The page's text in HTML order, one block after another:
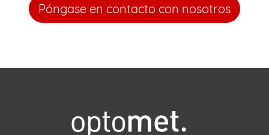
Póngase en contacto con nosotros